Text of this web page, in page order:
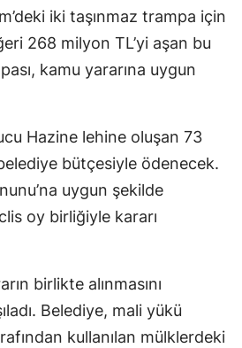
iki taşınmaz trampa için
268 milyon TL’yi aşan bu
kamu yararına uygun
Hazine lehine oluşan 73
bütçesiyle ödenecek.
uygun şekilde
oy birliğiyle kararı
birlikte alınmasını
Belediye, mali yükü
kullanılan mülklerdeki